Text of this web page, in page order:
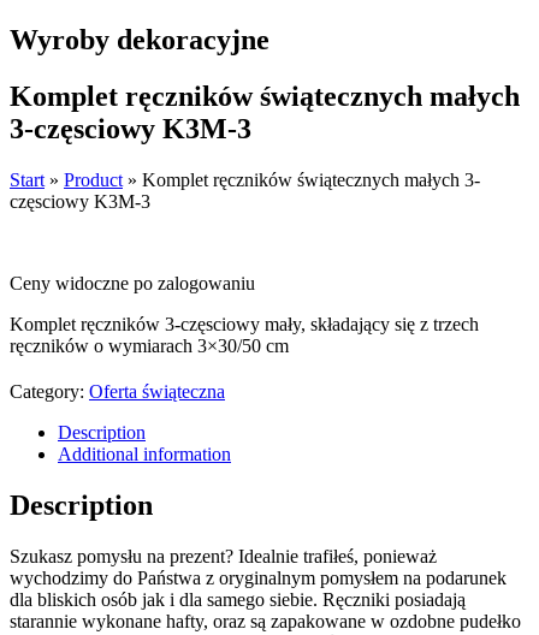
Wyroby dekoracyjne
Komplet ręczników świątecznych małych
3-częsciowy K3M-3
Start » Product » Komplet ręczników świątecznych małych 3-
częsciowy K3M-3
Ceny widoczne po zalogowaniu
Komplet ręczników 3-częsciowy mały, składający się z trzech
ręczników o wymiarach 3×30/50 cm
Category: Oferta świąteczna
Description
Additional information
Description
Szukasz pomysłu na prezent? Idealnie trafiłeś, ponieważ
wychodzimy do Państwa z oryginalnym pomysłem na podarunek
dla bliskich osób jak i dla samego siebie. Ręczniki posiadają
starannie wykonane hafty, oraz są zapakowane w ozdobne pudełko